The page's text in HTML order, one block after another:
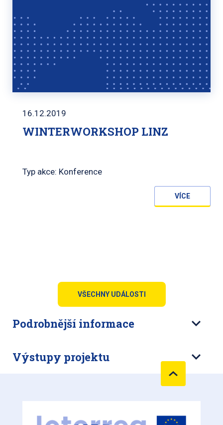
16.12.2019
WINTERWORKSHOP LINZ
Typ akce: Konference
VÍCE
VŠECHNY UDÁLOSTI
Podrobnější informace
Výstupy projektu